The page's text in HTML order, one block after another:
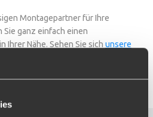
Montagepartner für Ihre
Sie ganz einfach einen
Nähe. Sehen Sie sich unsere
noch heute einen Termin!